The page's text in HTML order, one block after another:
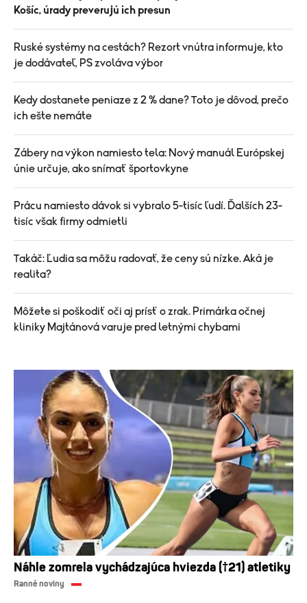
Košíc, úrady preverujú ich presun
Ruské systémy na cestách? Rezort vnútra informuje, kto
je dodávateľ, PS zvoláva výbor
Kedy dostanete peniaze z 2 % dane? Toto je dôvod, prečo
ich ešte nemáte
Zábery na výkon namiesto tela: Nový manuál Európskej
únie určuje, ako snímať športovkyne
Prácu namiesto dávok si vybralo 5-tisíc ľudí. Ďalších 23-
tisíc však firmy odmietli
Takáč: Ľudia sa môžu radovať, že ceny sú nízke. Aká je
realita?
Môžete si poškodiť oči aj prísť o zrak. Primárka očnej
kliniky Majtánová varuje pred letnými chybami
Náhle zomrela vychádzajúca hviezda (†21) atletiky
Ranné noviny